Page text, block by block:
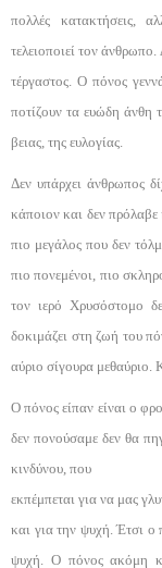
πολλές κατακτήσεις,
τελειοποιεί τον
τέργαστος. Ο πόνος
ποτίζουν τα ευώδη άνθη
βειας, της ευλογίας.
Δεν υπάρχει άνθρωπος
κάποιον και δεν
πιο μεγάλος που δεν
πιο πονεμένοι, πιο
τον ιερό Χρυσόστομο
δοκιμάζει στη ζωή του
αύριο σίγουρα
Ο πόνος είπαν είναι ο
δεν πονούσαμε δεν θα
κινδύνου, που
εκπέμπεται για να μας
και για την ψυχή. Έτσι ο
ψυχή. Ο πόνος ακόμη